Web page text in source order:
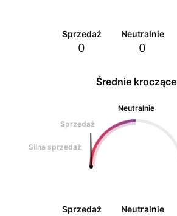
Sprzedaż
0
Neutralnie
0
Średnie kroczące
Neutralnie
Sprzedaż
Silna sprzedaż
Sprzedaż Neutralnie